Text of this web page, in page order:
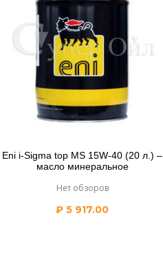
Eni i-Sigma top MS 15W-40 (20 л.) –
масло минеральное
Нет обзоров
₽ 5 917.00